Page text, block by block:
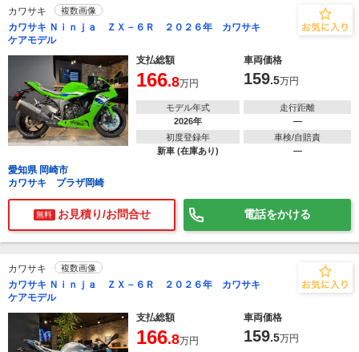
カワサキ 複数画像
カワサキ Ｎｉｎｊａ ＺＸ－６Ｒ ２０２６年 カワサキ
ケアモデル
支払総額
車両価格
166.8万円 159.5万円
モデル年式
2026年
走行距離
―
初度登録年
新車 (在庫あり)
車検/自賠責
―
愛知県 岡崎市
カワサキ プラザ岡崎
無料 お見積り/お問合せ 電話をかける
カワサキ 複数画像
カワサキ Ｎｉｎｊａ ＺＸ－６Ｒ ２０２６年 カワサキ
ケアモデル
支払総額
車両価格
166.8万円 159.5万円